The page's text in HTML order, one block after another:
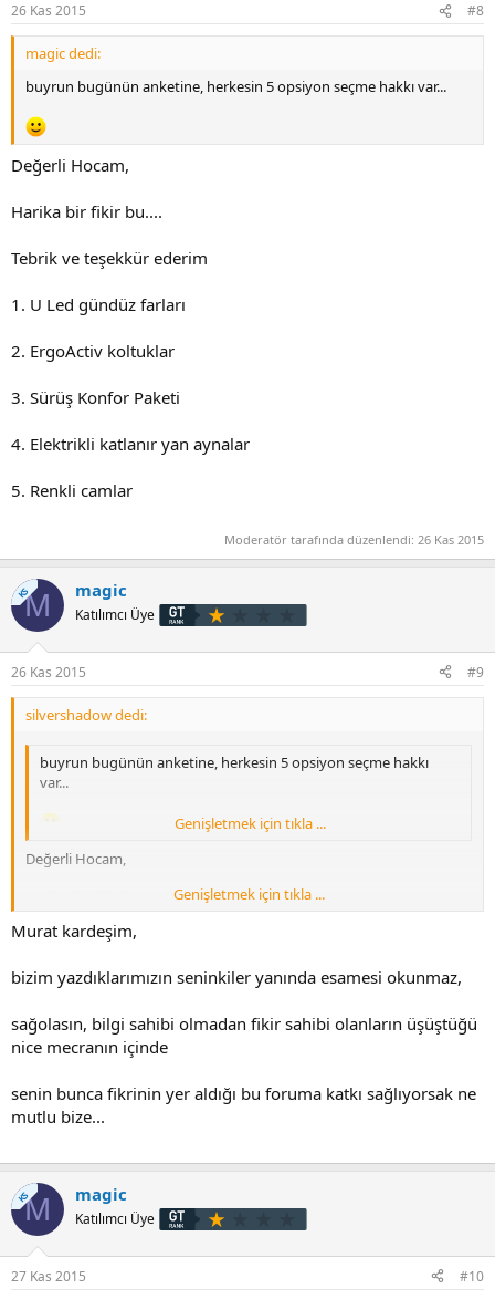
26 Kas 2015 #8
magic dedi:
buyrun bugünün anketine, herkesin 5 opsiyon seçme hakkı var...
Değerli Hocam,
Harika bir fikir bu....
Tebrik ve teşekkür ederim
1. U Led gündüz farları
2. ErgoActiv koltuklar
3. Sürüş Konfor Paketi
4. Elektrikli katlanır yan aynalar
5. Renkli camlar
Moderatör tarafında düzenlendi: 26 Kas 2015
KSM magic
Katılımcı Üye
26 Kas 2015 #9
silvershadow dedi:
buyrun bugünün anketine, herkesin 5 opsiyon seçme hakkı
var...
Genişletmek için tıkla ...
Değerli Hocam,
Tebrik ve teşekkür ederim
Genişletmek için tıkla ...
Murat kardeşim,
bizim yazdıklarımızın seninkiler yanında esamesi okunmaz,
sağolasın, bilgi sahibi olmadan fikir sahibi olanların üşüştüğü
nice mecranın içinde
senin bunca fikrinin yer aldığı bu foruma katkı sağlıyorsak ne
mutlu bize...
KSM magic
Katılımcı Üye
27 Kas 2015 #10